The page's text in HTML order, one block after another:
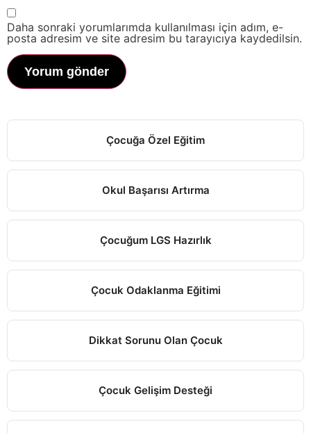
Daha sonraki yorumlarımda kullanılması için adım, e-
posta adresim ve site adresim bu tarayıcıya kaydedilsin.
Çocuğa Özel Eğitim
Okul Başarısı Artırma
Çocuğum LGS Hazırlık
Çocuk Odaklanma Eğitimi
Dikkat Sorunu Olan Çocuk
Çocuk Gelişim Desteği